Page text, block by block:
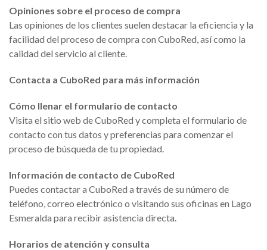
Opiniones sobre el proceso de compra
Las opiniones de los clientes suelen destacar la eficiencia y la
facilidad del proceso de compra con CuboRed, así como la
calidad del servicio al cliente.
Contacta a CuboRed para más información
Cómo llenar el formulario de contacto
Visita el sitio web de CuboRed y completa el formulario de
contacto con tus datos y preferencias para comenzar el
proceso de búsqueda de tu propiedad.
Información de contacto de CuboRed
Puedes contactar a CuboRed a través de su número de
teléfono, correo electrónico o visitando sus oficinas en Lago
Esmeralda para recibir asistencia directa.
Horarios de atención y consulta